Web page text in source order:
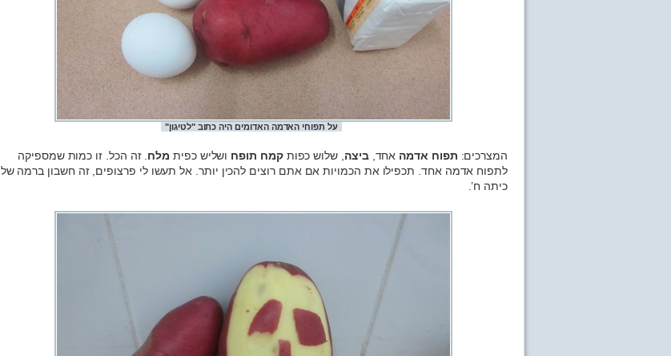
על תפוחי האדמה האדומים היה כתוב "לטיגון"
המצרכים: תפוח אדמה אחד,ביצה , שלוש כפותקמח תופח ושליש כפית מלח . זה הכל. זו כמות שמספיקה
לתפוח אדמה אחד. תכפילו את הכמויות אם אתם רוצים להכין יותר. אל תעשו לי פרצופים, זה חשבון ברמה של
כיתה ח’.